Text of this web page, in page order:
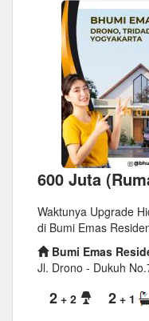
600 Juta
Waktunya Upgrade
di Bumi Emas
Bumi Emas
Jl. Drono - Dukuh
2 + 2 2 + 1